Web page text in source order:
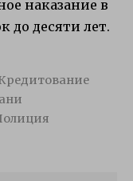
наказание в
до десяти лет.